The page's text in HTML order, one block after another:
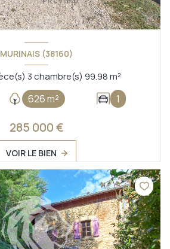
MURINAIS (38160)
Maison 5 pièce(s) 3 chambre(s) 99.98 m²
626 m² 1
285 000 €
VOIR LE BIEN